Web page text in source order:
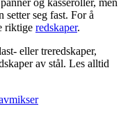
og kasseroller, men
setter seg fast. For å
riktige redskaper.
eller treredskaper,
av stål. Les alltid